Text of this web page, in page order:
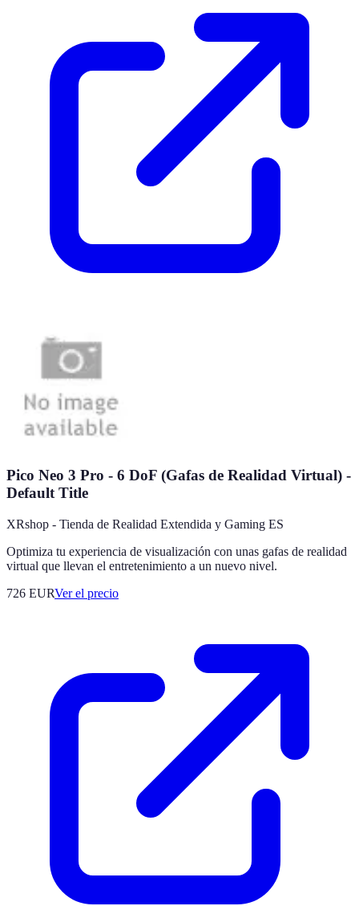
Pico Neo 3 Pro - 6 DoF (Gafas de Realidad Virtual) -
Default Title
XRshop - Tienda de Realidad Extendida y Gaming ES
Optimiza tu experiencia de visualización con unas gafas de realidad
virtual que llevan el entretenimiento a un nuevo nivel.
726 EURVer el precio